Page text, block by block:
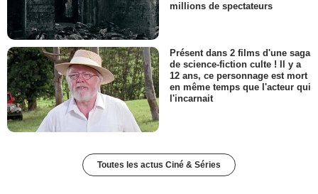
millions de spectateurs
Présent dans 2 films d'une saga
de science-fiction culte ! Il y a
12 ans, ce personnage est mort
en même temps que l'acteur qui
l'incarnait
Toutes les actus Ciné & Séries